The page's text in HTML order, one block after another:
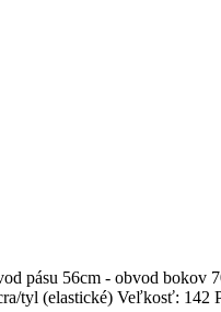
pásu 56cm - obvod bokov
tyl (elastické) Veľkosť: 142